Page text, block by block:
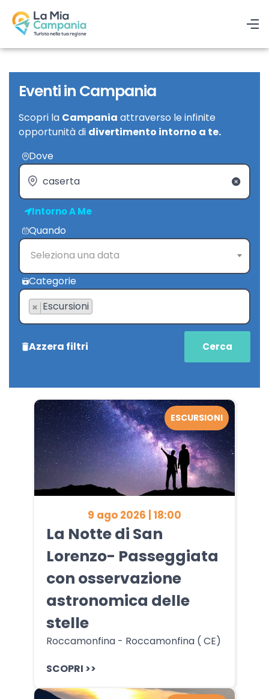
Eventi in Campania
Scopri la Campania attraverso le infinite
opportunità di divertimento intorno a te.
Dove
Intorno A Me
Quando
Seleziona una data
Categorie
× Escursioni
Azzera filtri
9 ago 2026 | 18:00
La Notte di San
Lorenzo- Passeggiata
con osservazione
astronomica delle
stelle
Roccamonfina - Roccamonfina ( CE)
SCOPRI >>
ESCURSIONI